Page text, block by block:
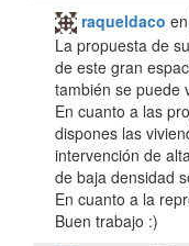
raqueldaco en
La propuesta de
de este gran
también se puede
En cuanto a las
dispones las
intervención de
de baja densidad
En cuanto a la
Buen trabajo :)